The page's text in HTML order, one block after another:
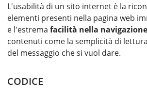
L'usabilità di un sito internet è la
elementi presenti nella pagina web
e l'estrema facilità nella navigazione
contenuti come la semplicità di
del messaggio che si vuol dare.
CODICE